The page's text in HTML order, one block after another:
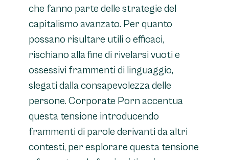
che fanno parte delle strategie del
capitalismo avanzato. Per quanto
possano risultare utili o efficaci,
rischiano alla fine di rivelarsi vuoti e
ossessivi frammenti di linguaggio,
slegati dalla consapevolezza delle
persone. Corporate Porn accentua
questa tensione introducendo
frammenti di parole derivanti da altri
contesti, per esplorare questa tensione